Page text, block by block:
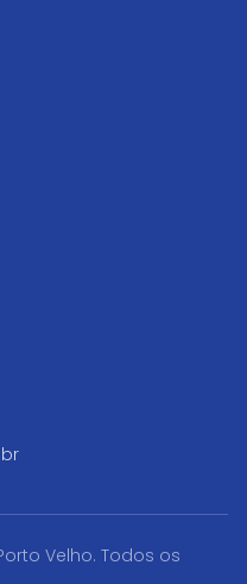
Velho. Todos os